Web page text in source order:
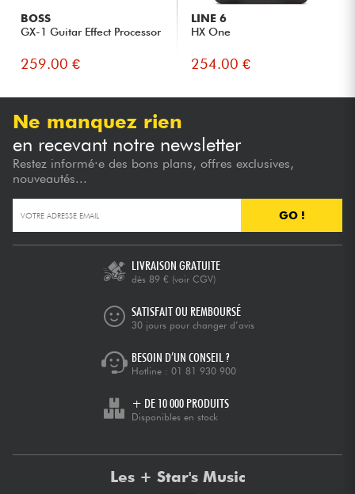
BOSS
GX-1 Guitar Effect Processor
259.00 €
LINE 6
HX One
254.00 €
Ne manquez rien
en recevant notre newsletter
Restez informé·e des bons plans, offres exclusives,
nouveautés...
GO !
LIVRAISON GRATUITE
dès 89 € (voir CGV)
SATISFAIT OU REMBOURSÉ
30 jours pour changer d’avis
BESOIN D’UN CONSEIL ?
Hotline : 01 81 930 900
+ DE 10 000 PRODUITS
Disponibles en stock
Les + Star's Music